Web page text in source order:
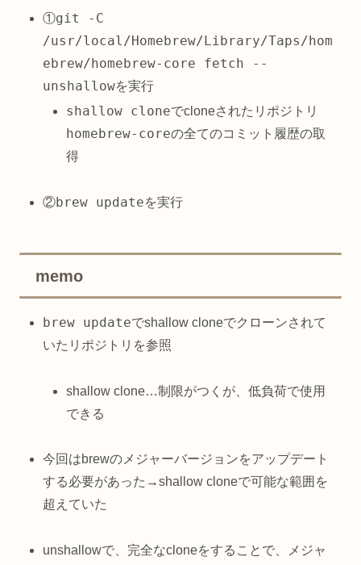
①git -C
/usr/local/Homebrew/Library/Taps/hom
ebrew/homebrew-core fetch --
unshallowを実行
shallow cloneでcloneされたリポジトリ
homebrew-coreの全てのコミット履歴の取
得
②brew updateを実行
memo
brew updateでshallow cloneでクローンされて
いたリポジトリを参照
shallow clone…制限がつくが、低負荷で使用
できる
今回はbrewのメジャーバージョンをアップデート
する必要があった→shallow cloneで可能な範囲を
超えていた
unshallowで、完全なcloneをすることで、メジャ